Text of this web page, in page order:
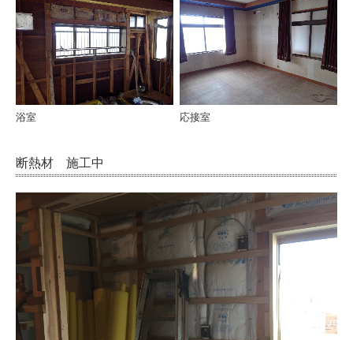
システム建築事業
太陽光事業
介護事業
リフォーム
断熱 選ばれる理由
リフォームの流れ
リフォーム施工例
お客様の声
浴室 応接室
断熱材 施工中